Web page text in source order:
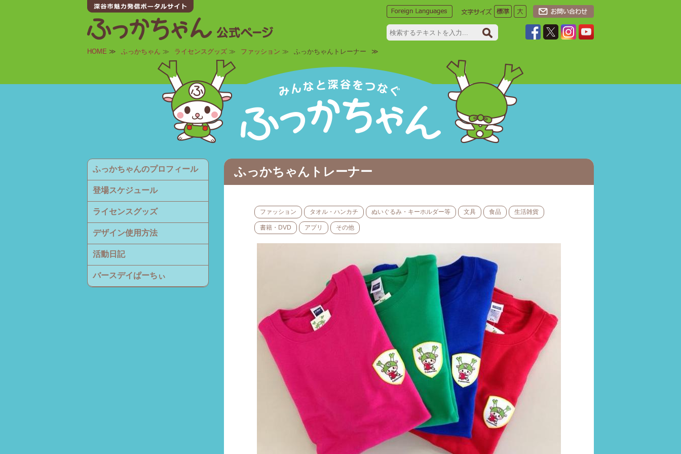
HOME ≫ ふっかちゃん ≫ ライセンスグッズ ≫ ≫
ファッション ≫ ふっかちゃんトレーナー
ふっかちゃんトレーナー
ファッション タオル・ハンカチ ぬいぐるみ・キーホルダー等 文具 食品 生活雑貨
書籍・DVD アプリ その他
ふっかちゃんのプロフィール
登場スケジュール
ライセンスグッズ
デザイン使用方法
活動日記
バースデイぱーちぃ